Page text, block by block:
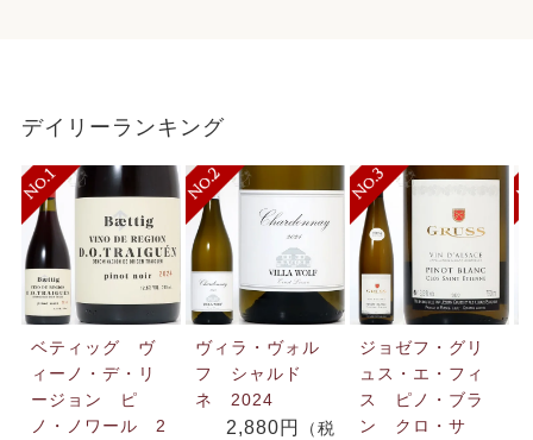
デイリーランキング
ベティッグ ヴ
ィーノ・デ・リ
ージョン ピ
ノ・ノワール 2
ヴィラ・ヴォル
フ シャルド
ネ 2024
2,880円
（税
ジョゼフ・グリ
ュス・エ・フィ
ス ピノ・ブラ
ン クロ・サ